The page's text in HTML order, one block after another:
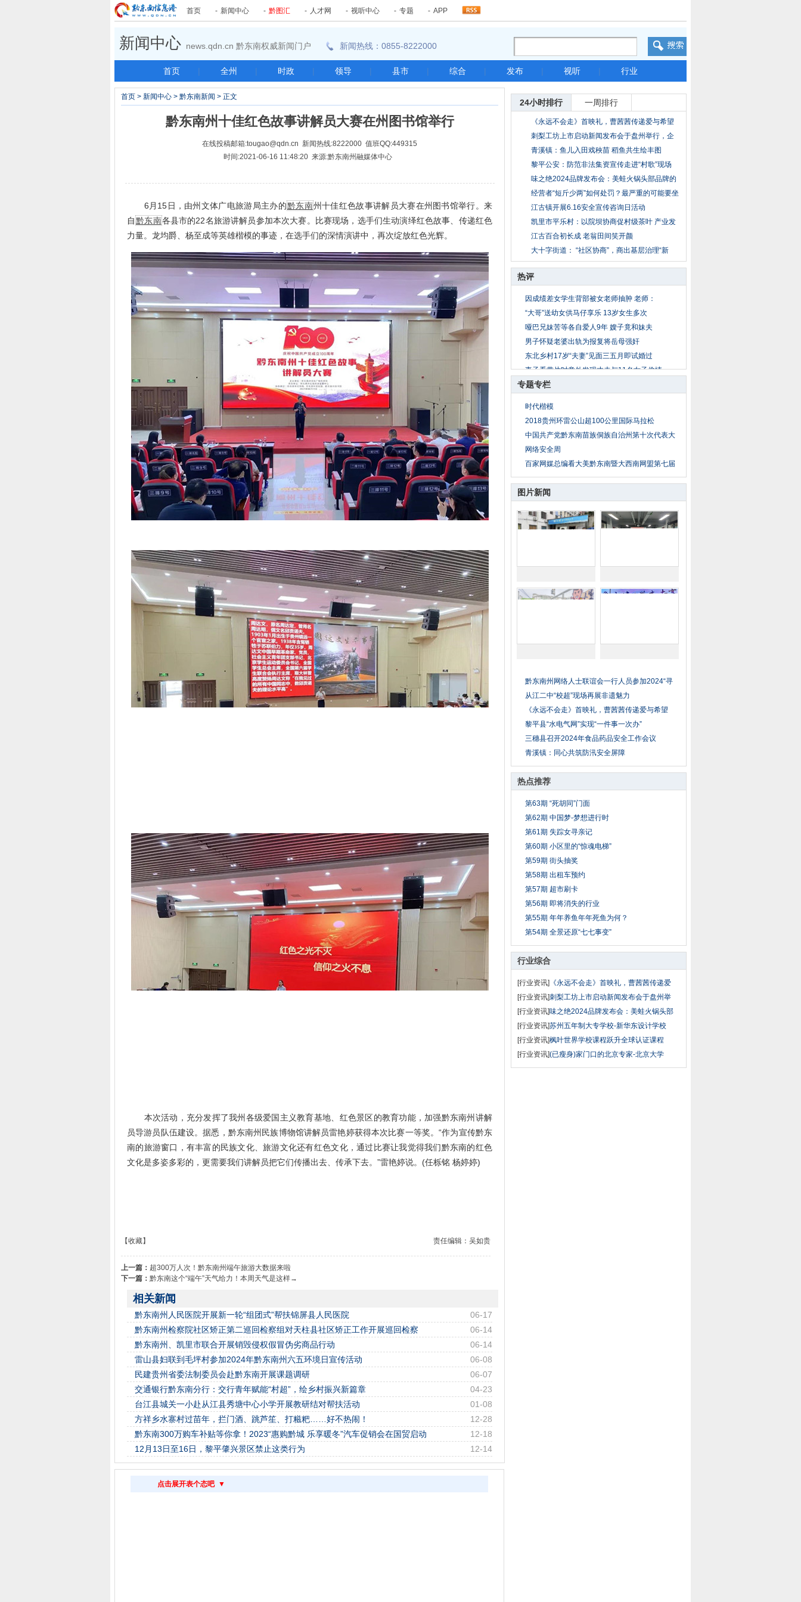
首页 - 新闻中心 - 黔图汇 - 人才网 - 视听中心 - 专题 - APP
新闻中心 news.qdn.cn 黔东南权威新闻门户 新闻热线：0855-8222000
首页 | 全州 | 时政 | 领导 | 县市 | 综合 | 发布 | 视听 | 行业
24小时排行 一周排行
《永远不会走》首映礼，曹茜茜传递爱与希望
刺梨工坊上市启动新闻发布会于盘州举行，企
业计
青溪镇：鱼儿入田戏秧苗 稻鱼共生绘丰图
黎平公安：防范非法集资宣传走进“村歌”现场
味之绝2024品牌发布会：美蛙火锅头部品牌的
破局
经营者“短斤少两”如何处罚？最严重的可能要坐
江古镇开展6.16安全宣传咨询日活动
凯里市平乐村：以院坝协商促村级茶叶 产业发
展
江古百合初长成 老翁田间笑开颜
大十字街道： “社区协商”，商出基层治理“新
热评
因成绩差女学生背部被女老师抽肿 老师：
“大哥”送幼女供马仔享乐 13岁女生多次
哑巴兄妹苦等各自爱人9年 嫂子竟和妹夫
男子怀疑老婆出轨为报复将岳母强奸
东北乡村17岁“夫妻”见面三五月即试婚过
妻子看黄片时意外发现丈夫与11名女子偷情
8岁女童放暑假到外地找父母 被爷爷两次
专题专栏
时代楷模
2018贵州环雷公山超100公里国际马拉松
中国共产党黔东南苗族侗族自治州第十次代表大
网络安全周
百家网媒总编看大美黔东南暨大西南网盟第七届
图片新闻
黔东南州网络人士联谊会一行人员参加2024“寻
从江二中“校超”现场再展非遗魅力
《永远不会走》首映礼，曹茜茜传递爱与希望
黎平县“水电气网”实现“一件事一次办”
三穗县召开2024年食品药品安全工作会议
青溪镇：同心共筑防汛安全屏障
热点推荐
第63期 “死胡同”门面
第62期 中国梦-梦想进行时
第61期 失踪女寻亲记
第60期 小区里的“惊魂电梯”
第59期 街头抽奖
第58期 出租车预约
第57期 超市刷卡
第56期 即将消失的行业
第55期 年年养鱼年年死鱼为何？
第54期 全景还原“七七事变”
行业综合
[行业资讯] 《永远不会走》首映礼，曹茜茜传递爱
[行业资讯]刺梨工坊上市启动新闻发布会于盘州举
[行业资讯]味之绝2024品牌发布会：美蛙火锅头部
[行业资讯]苏州五年制大专学校-新华东设计学校
[行业资讯]枫叶世界学校课程跃升全球认证课程
[行业资讯](已瘦身)家门口的北京专家-北京大学
首页 > 新闻中心 > 黔东南新闻 > 正文
黔东南州十佳红色故事讲解员大赛在州图书馆举行
在线投稿邮箱:tougao@qdn.cn 新闻热线:8222000 值班QQ:449315
时间:2021-06-16 11:48:20 来源:黔东南州融媒体中心
6月15日，由州文体广电旅游局主办的黔东南州十佳红色故事讲解员大赛在州图书馆举行。来
自黔东南各县市的22名旅游讲解员参加本次大赛。比赛现场，选手们生动演绎红色故事、传递红色
力量。龙均爵、杨至成等英雄楷模的事迹，在选手们的深情演讲中，再次绽放红色光辉。
本次活动，充分发挥了我州各级爱国主义教育基地、红色景区的教育功能，加强黔东南州讲解
员导游员队伍建设。据悉，黔东南州民族博物馆讲解员雷艳婷获得本次比赛一等奖。“作为宣传黔东
南的旅游窗口，有丰富的民族文化、旅游文化还有红色文化，通过比赛让我觉得我们黔东南的红色
文化是多姿多彩的，更需要我们讲解员把它们传播出去、传承下去。”雷艳婷说。(任栎铭 杨婷婷)
责任编辑：吴如贵
【收藏】
上一篇： 超300万人次！黔东南州端午旅游大数据来啦
下一篇： 黔东南这个“端午”天气给力！本周天气是这样→
相关新闻
06-17
黔东南州人民医院开展新一轮“组团式”帮扶锦屏县人民医院
06-14
黔东南州检察院社区矫正第二巡回检察组对天柱县社区矫正工作开展巡回检察
06-14
黔东南州、凯里市联合开展销毁侵权假冒伪劣商品行动
06-08
雷山县妇联到毛坪村参加2024年黔东南州六五环境日宣传活动
06-07
民建贵州省委法制委员会赴黔东南开展课题调研
04-23
交通银行黔东南分行：交行青年赋能“村超”，绘乡村振兴新篇章
01-08
台江县城关一小赴从江县秀塘中心小学开展教研结对帮扶活动
12-28
方祥乡水寨村过苗年，拦门酒、跳芦笙、打糍粑……好不热闹！
12-18
黔东南300万购车补贴等你拿！2023“惠购黔城 乐享暖冬”汽车促销会在国贸启动
12-14
12月13日至16日，黎平肇兴景区禁止这类行为
点击展开表个态吧 ▼